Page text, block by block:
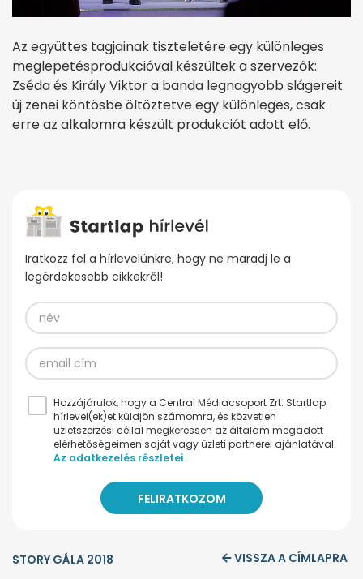
Az együttes tagjainak tiszteletére egy különleges
meglepetésprodukcióval készültek a szervezők:
Zséda és Király Viktor a banda legnagyobb slágereit
új zenei köntösbe öltöztetve egy különleges, csak
erre az alkalomra készült produkciót adott elő.
Iratkozz fel a hírlevelünkre, hogy ne maradj le a
legérdekesebb cikkekről!
Hozzájárulok, hogy a Central Médiacsoport Zrt. Startlap
hírlevel(ek)et küldjön számomra, és közvetlen
üzletszerzési céllal megkeressen az általam megadott
elérhetőségeimen saját vagy üzleti partnerei ajánlatával.
Az adatkezelés részletei
STORY GÁLA 2018 VISSZA A CÍMLAPRA